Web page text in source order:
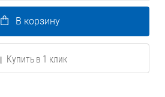
В корзину
Купить в 1 клик